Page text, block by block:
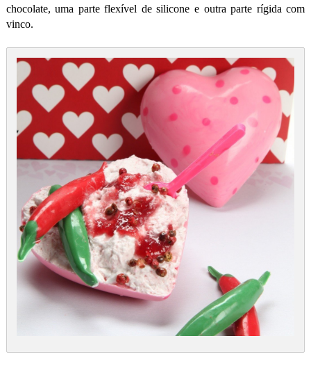
chocolate, uma parte flexível de silicone e outra parte rígida com
vinco.